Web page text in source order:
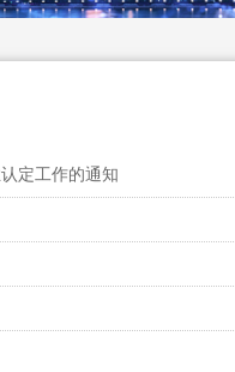
定工作的通知